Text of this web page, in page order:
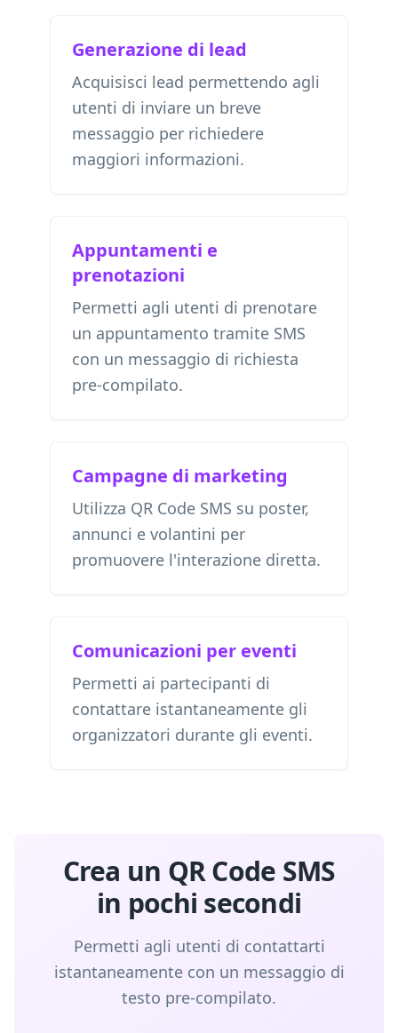
Generazione di lead
Acquisisci lead permettendo agli
utenti di inviare un breve
messaggio per richiedere
maggiori informazioni.
Appuntamenti e
prenotazioni
Permetti agli utenti di prenotare
un appuntamento tramite SMS
con un messaggio di richiesta
pre-compilato.
Campagne di marketing
Utilizza QR Code SMS su poster,
annunci e volantini per
promuovere l'interazione diretta.
Comunicazioni per eventi
Permetti ai partecipanti di
contattare istantaneamente gli
organizzatori durante gli eventi.
Crea un QR Code SMS
in pochi secondi
Permetti agli utenti di contattarti
istantaneamente con un messaggio di
testo pre-compilato.